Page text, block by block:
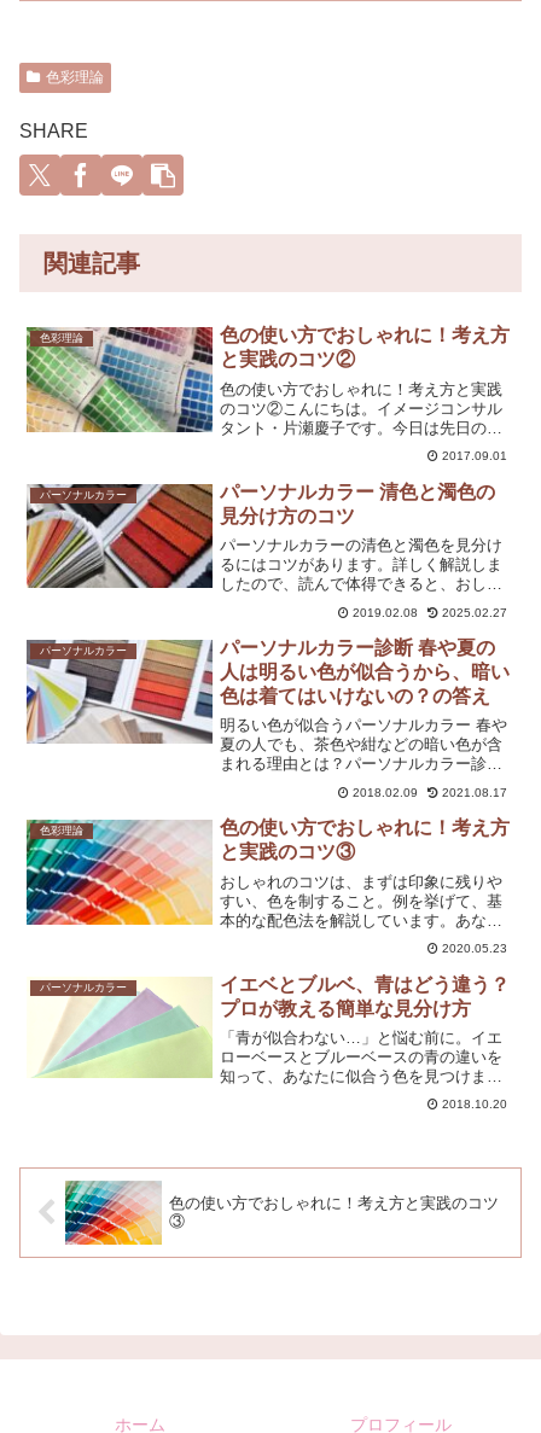
色彩理論
SHARE
関連記事
色彩理論
色の使い方でおしゃれに！考え方
と実践のコツ②
色の使い方でおしゃれに！考え方と実践
のコツ②こんにちは。イメージコンサル
タント・片瀬慶子です。今日は先日の続
きです。よろしければおつき合いくださ
いね。その2. 色論の三属性 「色相」
「明度」「彩度」白、黒、灰色以外の色
は、どのような色も色相...
2017.09.01
パーソナルカラー
パーソナルカラー 清色と濁色の
見分け方のコツ
パーソナルカラーの清色と濁色を見分け
るにはコツがあります。詳しく解説しま
したので、読んで体得できると、おしゃ
れがますます楽しめますよ！
2019.02.08 2025.02.27
パーソナルカラー
パーソナルカラー診断 春や夏の
人は明るい色が似合うから、暗い
色は着てはいけないの？の答え
明るい色が似合うパーソナルカラー 春や
夏の人でも、茶色や紺などの暗い色が含
まれる理由とは？パーソナルカラー診断
のポイントを解説します。
2018.02.09 2021.08.17
色彩理論
色の使い方でおしゃれに！考え方
と実践のコツ③
おしゃれのコツは、まずは印象に残りや
すい、色を制すること。例を挙げて、基
本的な配色法を解説しています。あなた
のファッションに新しい風を吹き込み、
魅力的で洗練されたスタイルを実現する
ための実践的なヒントを紹介していま
す。初心者から上級者まで、誰でも簡単
に取り入れられる配色のテクニックを学
びましょう。
2020.05.23
パーソナルカラー
イエベとブルベ、青はどう違う？
プロが教える簡単な見分け方
「青が似合わない…」と悩む前に。イエ
ローベースとブルーベースの青の違いを
知って、あなたに似合う色を見つけまし
2018.10.20
色の使い方でおしゃれに！考え方と実践のコツ
③
ホーム プロフィール